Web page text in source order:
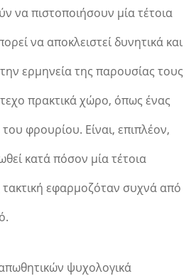
να πιστοποιήσουν μία τέτοια
να αποκλειστεί δυνητικά και
ερμηνεία της παρουσίας τους
πρακτικά χώρο, όπως ένας
φρουρίου. Είναι, επιπλέον,
κατά πόσον μία τέτοια
εφαρμοζόταν συχνά από
ψυχολογικά